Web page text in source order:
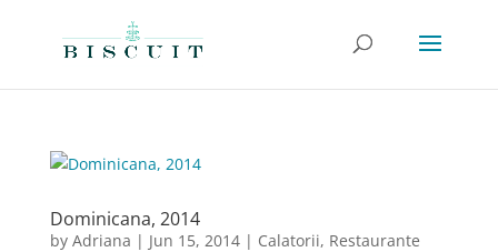
Dominicana, 2014
by Adriana | Jun 15, 2014| Calatorii, Restaurante